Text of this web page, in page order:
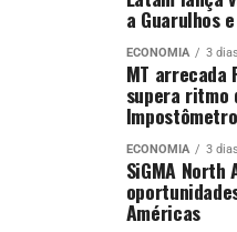
mecanismos que
sua exata posição na fila,
A ação, que segue em
nova audiência
para o dia 21 de maio, às
Autor: Larissa Klein
a Guarulhos
ECONOMIA 3
MT arrecada
supera ritmo
Impostômetro
ECONOMIA 3
SiGMA
Américas